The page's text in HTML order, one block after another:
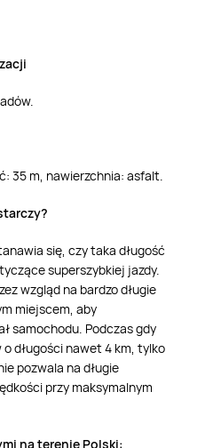
35 m, nawierzchnia: asfalt.
się, czy taka długość
superszybkiej jazdy.
wzgląd na bardzo długie
miejscem, aby
samochodu. Podczas gdy
długości nawet 4 km, tylko
pozwala na długie
przy maksymalnym
na terenie Polski: